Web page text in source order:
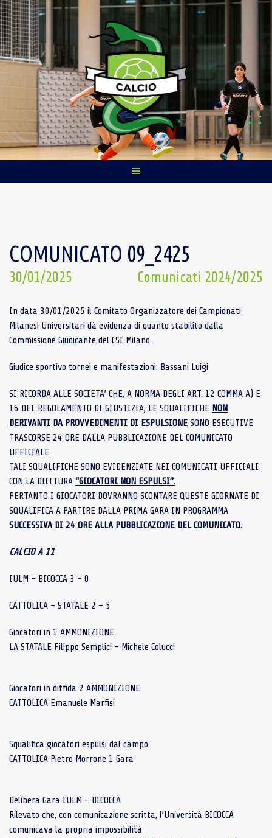
Skip
to
content
COMUNICATO 09_2425
Comunicati 2024/2025
30/01/2025
In data 30/01/2025 il Comitato Organizzatore dei Campionati
Milanesi Universitari dà evidenza di quanto stabilito dalla
Commissione Giudicante del CSI Milano.
Giudice sportivo tornei e manifestazioni: Bassani Luigi
SI RICORDA ALLE SOCIETA’ CHE, A NORMA DEGLI ART. 12 COMMA A) E
16 DEL REGOLAMENTO DI GIUSTIZIA, LE SQUALIFICHE NON
DERIVANTI DA PROVVEDIMENTI DI ESPULSIONE SONO ESECUTIVE
TRASCORSE 24 ORE DALLA PUBBLICAZIONE DEL COMUNICATO
UFFICIALE.
TALI SQUALIFICHE SONO EVIDENZIATE NEI COMUNICATI UFFICIALI
CON LA DICITURA “GIOCATORI NON ESPULSI”.
PERTANTO I GIOCATORI DOVRANNO SCONTARE QUESTE GIORNATE DI
SQUALIFICA A PARTIRE DALLA PRIMA GARA IN PROGRAMMA
SUCCESSIVA DI 24 ORE ALLA PUBBLICAZIONE DEL COMUNICATO.
CALCIO A 11
IULM – BICOCCA 3 – 0
CATTOLICA – STATALE 2 – 5
Giocatori in 1 AMMONIZIONE
LA STATALE Filippo Semplici – Michele Colucci
Giocatori in diffida 2 AMMONIZIONE
CATTOLICA Emanuele Marfisi
Squalifica giocatori espulsi dal campo
CATTOLICA Pietro Morrone 1 Gara
Delibera Gara IULM – BICOCCA
Rilevato che, con comunicazione scritta, l’Università BICOCCA
comunicava la propria impossibilità